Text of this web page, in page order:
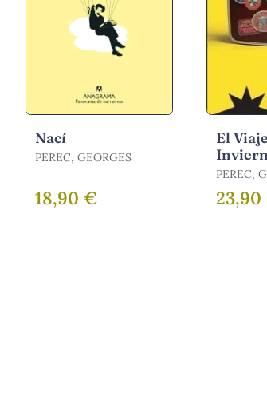
Nací
PEREC, GEORGES
18,90 €
El
PEREC,